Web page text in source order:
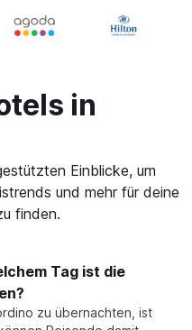
in
Einblicke, um
und mehr für deine
finden.
Tag ist die
zu übernachten, ist